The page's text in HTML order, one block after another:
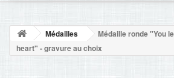
NOUVELLES
ACCUEIL
Médailles
Médaille ronde "You
heart" - gravure au choix